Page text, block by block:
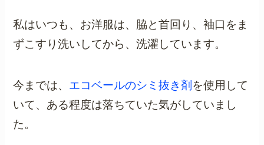
私はいつも、お洋服は、脇と首回り、袖口をま
ずこすり洗いしてから、洗濯しています。
今までは、 エコベールのシミ抜き剤 を使用して
いて、ある程度は落ちていた気がしていまし
た。